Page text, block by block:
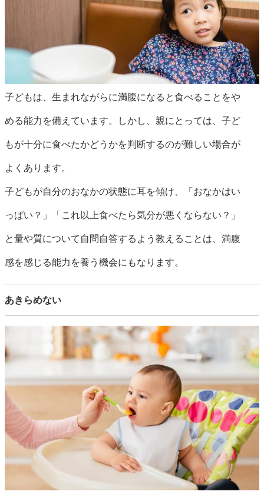
子どもは、生まれながらに満腹になると食べることをや
める能力を備えています。しかし、親にとっては、子ど
もが十分に食べたかどうかを判断するのが難しい場合が
よくあります。
子どもが自分のおなかの状態に耳を傾け、「おなかはい
っぱい？」「これ以上食べたら気分が悪くならない？」
と量や質について自問自答するよう教えることは、満腹
感を感じる能力を養う機会にもなります。
あきらめない